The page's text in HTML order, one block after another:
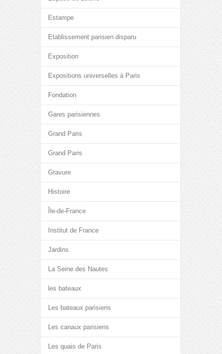
Estampe
Etablissement parisien disparu
Exposition
Expositions universelles à Paris
Fondation
Gares parisiennes
Grand Paris
Grand Paris
Gravure
Histoire
Île-de-France
Institut de France
Jardins
La Seine des Nautes
les bateaux
Les bateaux parisiens
Les canaux parisiens
Les quais de Paris